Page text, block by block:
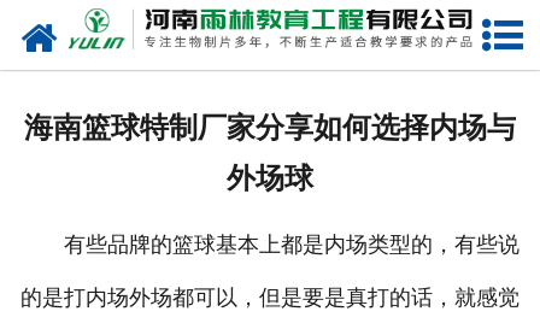
网站首页
海南篮球特制厂家分享如何选择内场与
外场球
有些品牌的篮球基本上都是内场类型的，有些说
的是打内场外场都可以，但是要是真打的话，就感觉